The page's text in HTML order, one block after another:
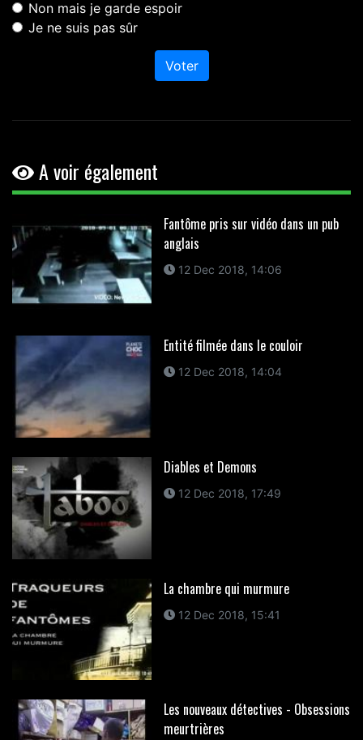
Non mais je garde espoir
Je ne suis pas sûr
Voter
A voir également
Fantôme pris sur vidéo dans un pub
anglais
12 Dec 2018, 14:06
Entité filmée dans le couloir
12 Dec 2018, 14:04
Diables et Demons
12 Dec 2018, 17:49
La chambre qui murmure
12 Dec 2018, 15:41
Les nouveaux détectives - Obsessions
meurtrières